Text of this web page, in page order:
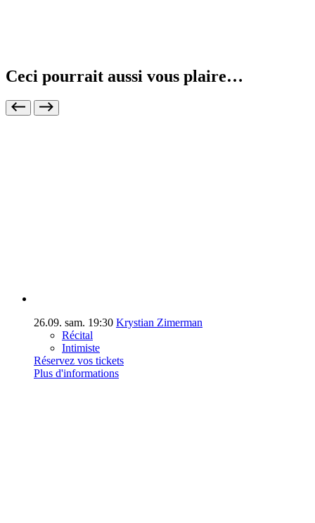
Ceci pourrait aussi vous plaire…
26.09. sam. 19:30 Krystian Zimerman
Récital
Intimiste
Réservez vos tickets
Plus d'informations